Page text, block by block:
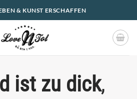
& KUNST ERSCHAFFEN
ist zu dick,